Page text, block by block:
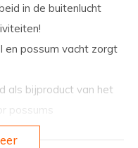
in de buitenlucht
en possum vacht zorgt
als bijproduct van het
possums